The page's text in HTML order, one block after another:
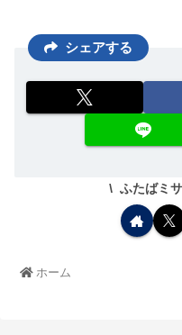
シェアする
ふたばミ
ホーム